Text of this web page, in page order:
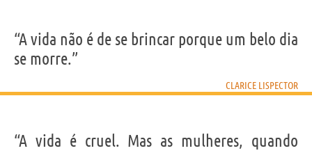
“A vida não é de se brincar porque um belo dia
se morre.”
CLARICE LISPECTOR
“A vida é cruel. Mas as mulheres, quando